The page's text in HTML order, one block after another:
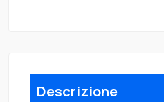
Descrizione